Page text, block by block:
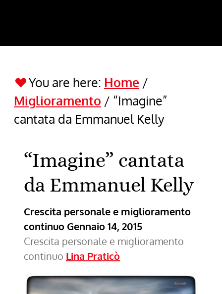
You are here: Home /
Miglioramento / “Imagine”
cantata da Emmanuel Kelly
“Imagine” cantata
da Emmanuel Kelly
Crescita personale e miglioramento
continuo Gennaio 14, 2015
Crescita personale e miglioramento
continuo Lina Praticò